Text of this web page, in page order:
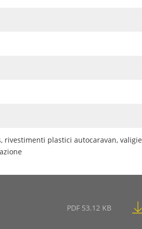
rivestimenti plastici autocaravan, valigie
PDF 53.12 KB